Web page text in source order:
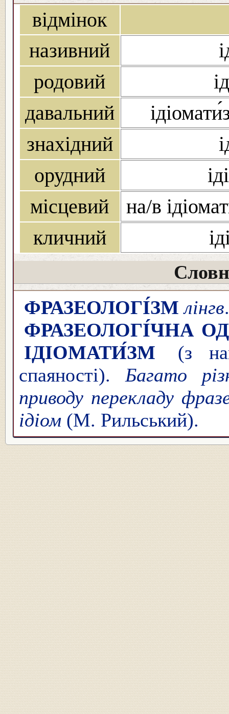
відмінок
називний
родовий
давальний
знахідний
орудний
місцевий
на/в
кличний
ФРАЗЕОЛОГІ́ЗМ лінгв
ФРАЗЕОЛОГІ́ЧНА
ІДІОМАТИ́ЗМ
(з
спаяності). Багато
приводу перекладу
ідіом (М. Рильський).